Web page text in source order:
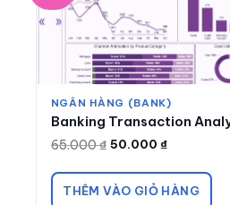
NGÂN HÀNG (BANK)
Banking Transaction
65.000₫
Giá
là:
65.000 ₫.
50.000 ₫
Giá
tại
50.000 ₫.
THÊM VÀO GIỎ HÀNG